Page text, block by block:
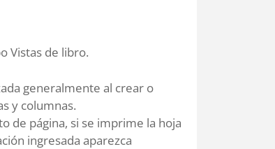
Vistas de libro.
generalmente al crear o
y columnas.
de página, si se imprime la hoja
ingresada aparezca